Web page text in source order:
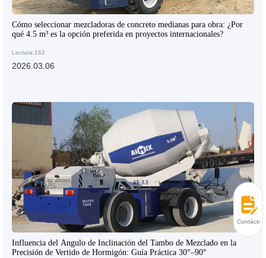
Cómo seleccionar mezcladoras de concreto medianas para obra: ¿Por
qué 4.5 m³ es la opción preferida en proyectos internacionales?
Lectura:162
2026.03.06
Influencia del Ángulo de Inclinación del Tambo de Mezclado en la
Precisión de Vertido de Hormigón: Guía Práctica 30°–90°